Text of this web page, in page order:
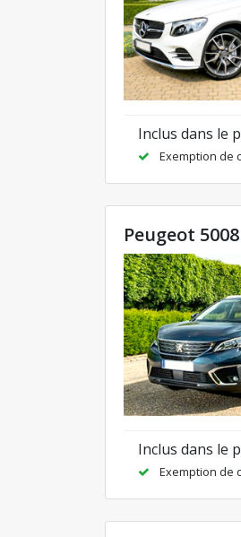
Inclus dans le
Exemption de
Peugeot
Inclus dans le
Exemption de